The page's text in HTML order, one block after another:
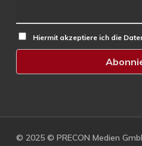
Hiermit akzeptiere ich die
© 2025 © PRECON Medien